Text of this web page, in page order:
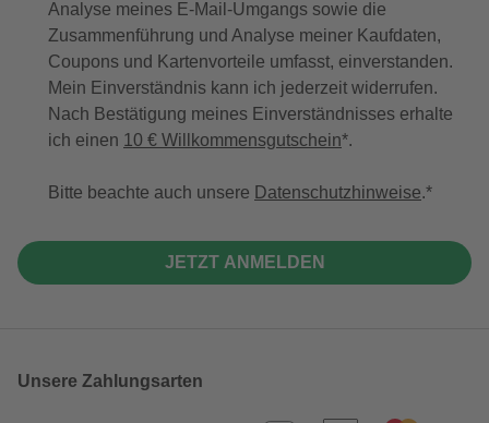
Analyse meines E-Mail-Umgangs sowie die
Zusammenführung und Analyse meiner Kaufdaten,
Coupons und Kartenvorteile umfasst, einverstanden.
Mein Einverständnis kann ich jederzeit widerrufen.
Nach Bestätigung meines Einverständnisses erhalte
ich einen 10 € Willkommensgutschein*.
Bitte beachte auch unsere Datenschutzhinweise.
JETZT ANMELDEN
Unsere Zahlungsarten